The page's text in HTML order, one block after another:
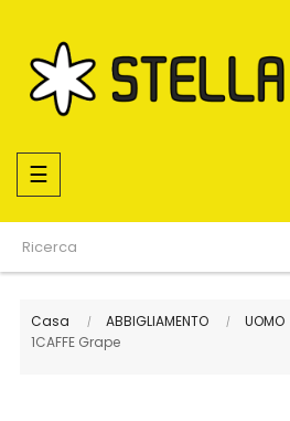
navigazione
Toggle
☰
Casa ABBIGLIAMENTO UOMO
1CAFFE Grape